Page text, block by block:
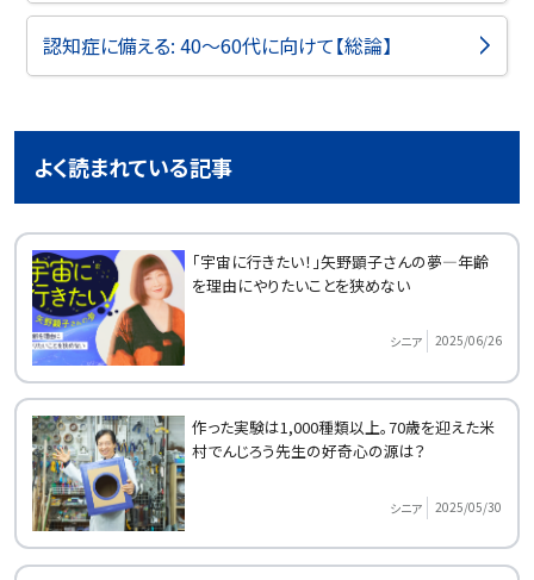
認知症に備える: 40～60代に向けて【総論】
よく読まれている記事
「宇宙に行きたい！」矢野顕子さんの夢―年齢
を理由にやりたいことを狭めない
シニア 2025/06/26
作った実験は1,000種類以上。70歳を迎えた米
村でんじろう先生の好奇心の源は？
シニア 2025/05/30